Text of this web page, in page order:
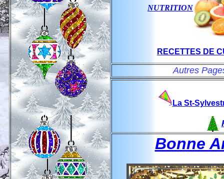
NUTRITION
RECETTES DE
Autres
La St-
Bonne